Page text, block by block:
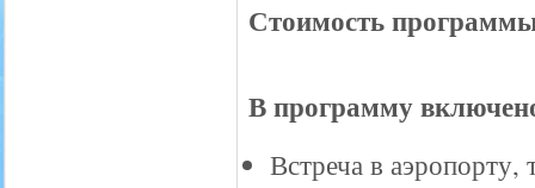
Стоимость
В программу
Встреча в аэропорту,